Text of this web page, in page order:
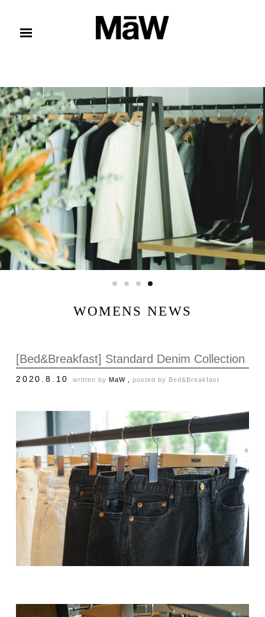
WOMENS NEWS
[Bed&Breakfast] Standard Denim Collection
2020.8.10 written by MaW , posted by Bed&Breakfast